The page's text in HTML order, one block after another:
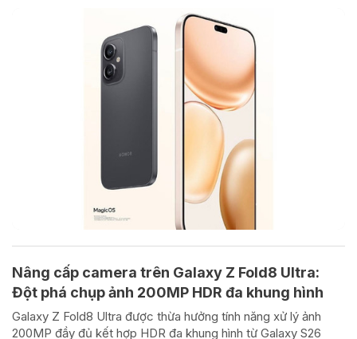
Nâng cấp camera trên Galaxy Z Fold8 Ultra:
Đột phá chụp ảnh 200MP HDR đa khung hình
Galaxy Z Fold8 Ultra được thừa hưởng tính năng xử lý ảnh
200MP đầy đủ kết hợp HDR đa khung hình từ Galaxy S26